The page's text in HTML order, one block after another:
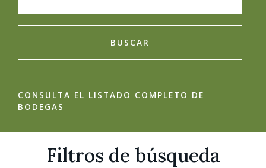
BUSCAR
CONSULTA EL LISTADO COMPLETO DE
BODEGAS
Filtros de búsqueda